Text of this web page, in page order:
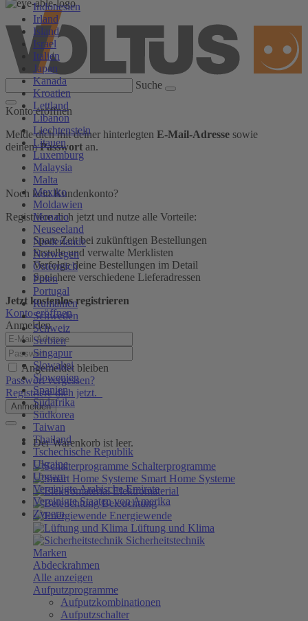
Indonesien
Irland
Island
Israel
Italien
Japan
Kanada
Kroatien
Lettland
Libanon
Liechtenstein
Litauen
Luxemburg
Malaysia
Malta
Mexiko
Moldawien
Monaco
Neuseeland
Niederlande
Norwegen
Österreich
Polen
Portugal
Rumänien
Schweden
Schweiz
Serbien
Singapur
Slowakei
Slowenien
Spanien
Südafrika
Südkorea
Taiwan
Thailand
Tschechische Republik
Ukraine
Ungarn
Vereinigte Arabische Emirate
Vereinigte Staaten von Amerika
Zypern
Suche
Konto eröffnen
Melde dich mit deiner hinterlegten E-Mail-Adresse sowie
deinemPasswort an.
Noch kein Kundenkonto?
Registriere dich jetzt und nutze alle Vorteile:
Spare Zeit bei zukünftigen Bestellungen
Erstelle und verwalte Merklisten
Verfolge deine Bestellungen im Detail
Speichere verschiedene Lieferadressen
Jetzt kostenlos registrieren
Konto eröffnen
Anmelden
Angemeldet bleiben
Passwort vergessen?
Registriere dich jetzt.
Anmelden
Der Warenkorb ist leer.
Schalterprogramme
Smart Home Systeme
Elektromaterial
Beleuchtung
Energiewende
Lüftung und Klima
Sicherheitstechnik
Marken
Abdeckrahmen
Alle anzeigen
Aufputzprogramme
Aufputzkombinationen
Aufputzschalter